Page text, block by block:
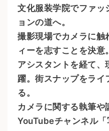
文化服装学院でファッ
ョンの道へ。
撮影現場でカメラに触
ィーを志すことを決意。
アシスタントを経て、
躍。街スナップをライ
る。
カメラに関する執筆や
YouTubeチャンネル